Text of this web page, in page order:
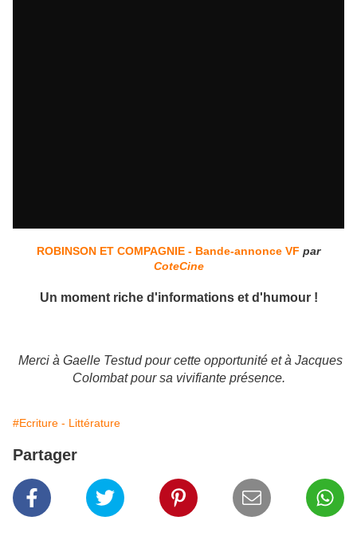
ROBINSON ET COMPAGNIE - Bande-annonce VF par
CoteCine
Un moment riche d'informations et d'humour !
Merci à Gaelle Testud pour cette opportunité et à Jacques
Colombat pour sa vivifiante présence.
#Ecriture - Littérature
Partager